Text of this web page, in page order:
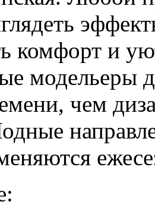
комфорт и
модельеры
чем